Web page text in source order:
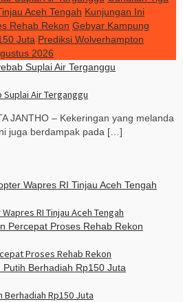
Aceh Tengah Kunjungan Ini
Rehab Rekon Gebyar Kampung
Juta Prediksi Wolverhampton
2026
Air Terganggu
JANTHO – Kekeringan yang melanda
juga berdampak pada […]
RI Tinjau Aceh Tengah
Proses Rehab Rekon
Berhadiah Rp150 Juta